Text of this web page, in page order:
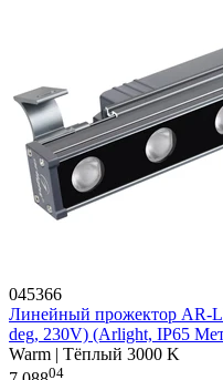
045366
Линейный прожектор AR-
deg, 230V) (Arlight, IP65
Warm | Тёплый 3000 K
04